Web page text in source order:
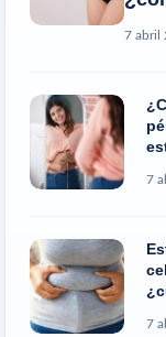
7 abril
7
7